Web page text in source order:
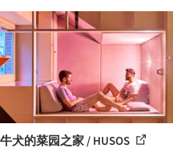
犬的菜园之家 / HUSOS